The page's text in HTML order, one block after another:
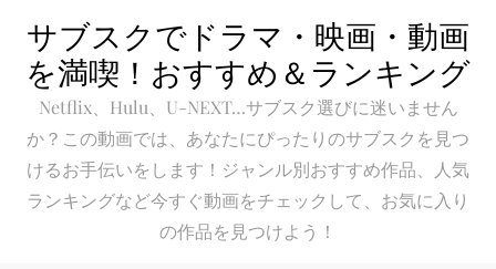
content
サブスクでドラマ・映画・動画
を満喫！おすすめ＆ランキング
Netflix、Hulu、U-NEXT…サブスク選びに迷いません
か？この動画では、あなたにぴったりのサブスクを見つ
けるお手伝いをします！ジャンル別おすすめ作品、人気
ランキングなど今すぐ動画をチェックして、お気に入り
の作品を見つけよう！